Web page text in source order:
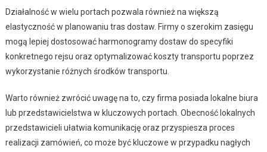
Działalność w wielu portach pozwala również na większą
elastyczność w planowaniu tras dostaw. Firmy o szerokim zasięgu
mogą lepiej dostosować harmonogramy dostaw do specyfiki
konkretnego rejsu oraz optymalizować koszty transportu poprzez
wykorzystanie różnych środków transportu.
Warto również zwrócić uwagę na to, czy firma posiada lokalne biura
lub przedstawicielstwa w kluczowych portach. Obecność lokalnych
przedstawicieli ułatwia komunikację oraz przyspiesza proces
realizacji zamówień, co może być kluczowe w przypadku nagłych